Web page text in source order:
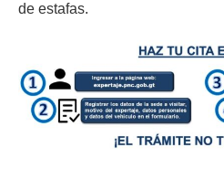
de estafas.